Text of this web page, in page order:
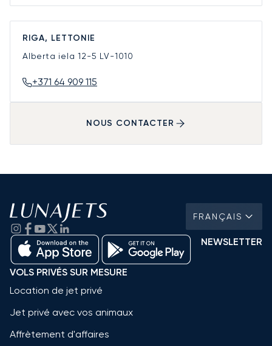
RIGA, LETTONIE
Alberta iela 12-5 LV-1010
+371 64 909 115
NOUS CONTACTER
FRANÇAIS
NEWSLETTER
VOLS PRIVÉS SUR MESURE
Location de jet privé
Jet privé avec vos animaux
Affrètement d'affaires